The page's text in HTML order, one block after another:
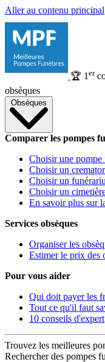
Aller au contenu principal
🏆 1 er
obsèques
Obsèques
Comparer les pompes
Choisir une pompe
Choisir un
Choisir un
Choisir un
En savoir plus sur
Services obsèques
Organiser les
Estimer le prix des
Pour vous aider
Qui doit payer les
Tout ce qu'il faut
10 conseils d'expert
Trouvez les meilleures
Rechercher des pompes